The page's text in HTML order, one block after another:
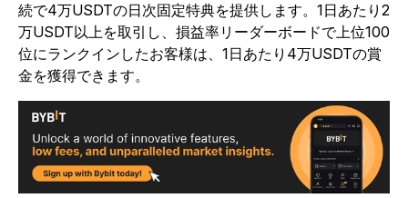
続で4万USDTの日次固定特典を提供します。1日あたり2
万USDT以上を取引し、損益率リーダーボードで上位100
位にランクインしたお客様は、1日あたり4万USDTの賞
金を獲得できます。